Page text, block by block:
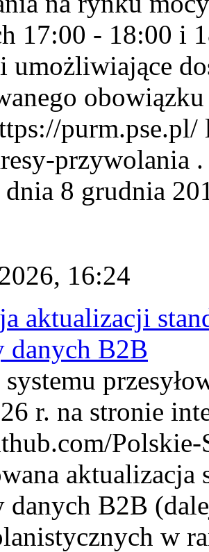
17:00 - 18:00 i
umożliwiające
przywolania
dnia 8 grudnia
16:24
aktualizacji
danych B2B
r. na stronie
Polskie-
aktualizacja
danych B2B
w